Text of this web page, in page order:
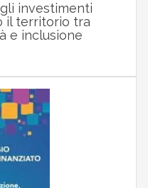
investimenti
il territorio tra
e inclusione